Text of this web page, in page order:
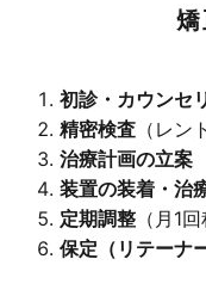
初診・カウンセ
精密検査 （レン
治療計画の立案
装置の装着・治
定期調整 （月1回
保定（リテーナ